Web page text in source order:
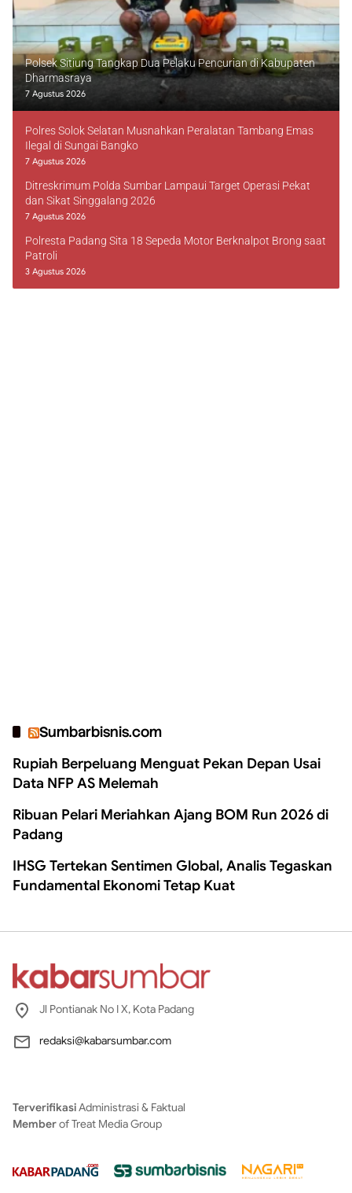
Polsek Sitiung Tangkap Dua Pelaku Pencurian di Kabupaten
Dharmasraya
7 Agustus 2026
Polres Solok Selatan Musnahkan Peralatan Tambang Emas
Ilegal di Sungai Bangko
7 Agustus 2026
Ditreskrimum Polda Sumbar Lampaui Target Operasi Pekat
dan Sikat Singgalang 2026
7 Agustus 2026
Polresta Padang Sita 18 Sepeda Motor Berknalpot Brong saat
Patroli
3 Agustus 2026
Sumbarbisnis.com
Rupiah Berpeluang Menguat Pekan Depan Usai
Data NFP AS Melemah
Ribuan Pelari Meriahkan Ajang BOM Run 2026 di
Padang
IHSG Tertekan Sentimen Global, Analis Tegaskan
Fundamental Ekonomi Tetap Kuat
Jl Pontianak No I X, Kota Padang
redaksi@kabarsumbar.com
TerverifikasiAdministrasi & Faktual
Memberof Treat Media Group